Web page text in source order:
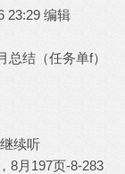
23:29 编辑
总结（任务单f）
续听
8月197页-8-283